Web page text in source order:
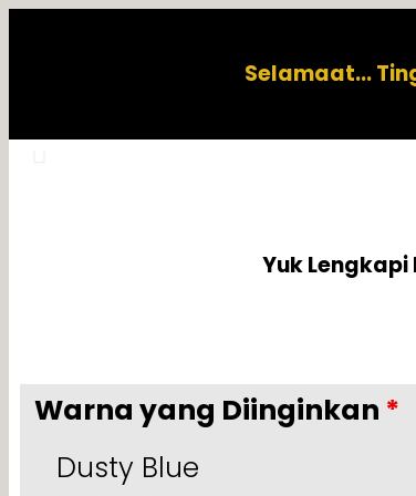
Selamaat…
Yuk
Warna yang Diinginkan *
Dusty Blue